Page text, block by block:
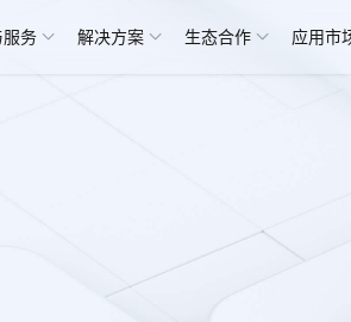
务 解决方案 生态合作 应用市